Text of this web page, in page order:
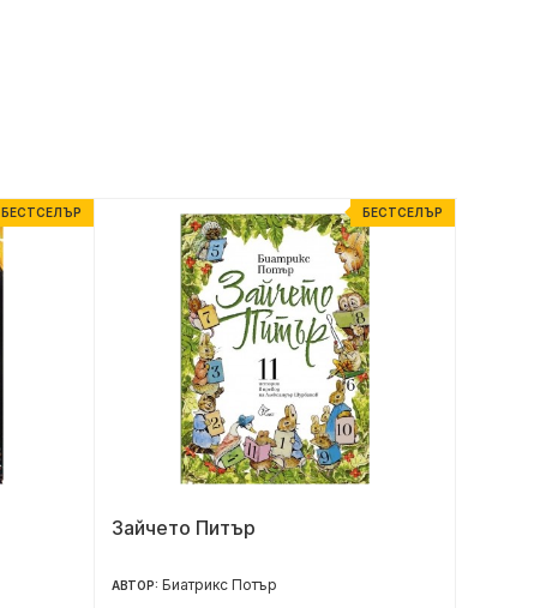
БЕСТСЕЛЪР БЕСТСЕЛЪР
Зайчето Питър
АВТОР: Биатрикс Потър